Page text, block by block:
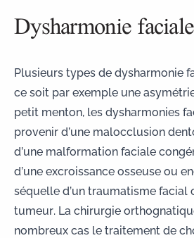
Dysharmonie faciale
Plusieurs types de dysharmonie
ce soit par exemple une
petit menton, les dysharmonies
provenir d’une malocclusion
d’une malformation faciale
d’une excroissance osseuse ou
séquelle d’un traumatisme facial
tumeur. La chirurgie
nombreux cas le traitement de